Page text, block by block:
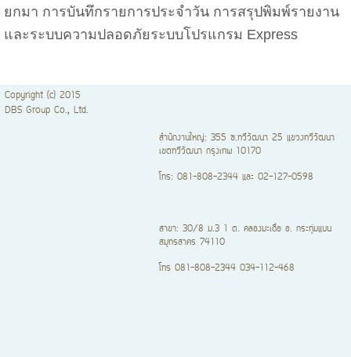
ยกมา การบันทึกรายการประจำวัน การสรุปพิมพ์รายงาน
และระบบความปลอดภัยระบบโปรแกรม Express
Copyright (c) 2015
DBS Group Co., Ltd.
สำนักงานใหญ่: 355 ซ.ทวีวัฒนา 25 แขวงทวีวัฒนา
เขตทวีวัฒนา กรุงเทพ 10170
โทร: 081-808-2344 และ 02-127-0598
สาขา: 30/8 ม.3 1 ต. คลองมะเดื่อ อ. กระทุ่มแบน
สมุทรสาคร 74110
โทร 081-808-2344 034-112-468